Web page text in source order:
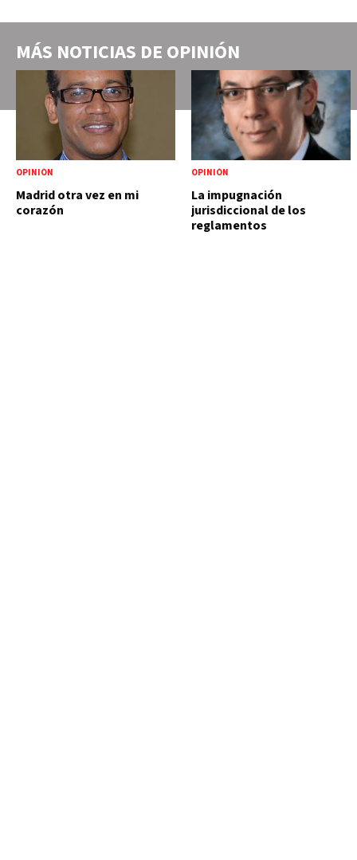
MÁS NOTICIAS DE OPINIÓN
OPINIÓN
Madrid otra vez en mi
corazón
OPINIÓN
La impugnación
jurisdiccional de los
reglamentos